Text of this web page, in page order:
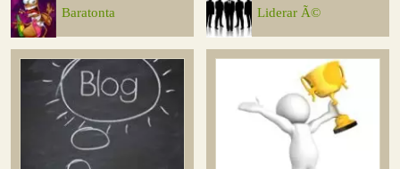
Baratonta Liderar Ã©